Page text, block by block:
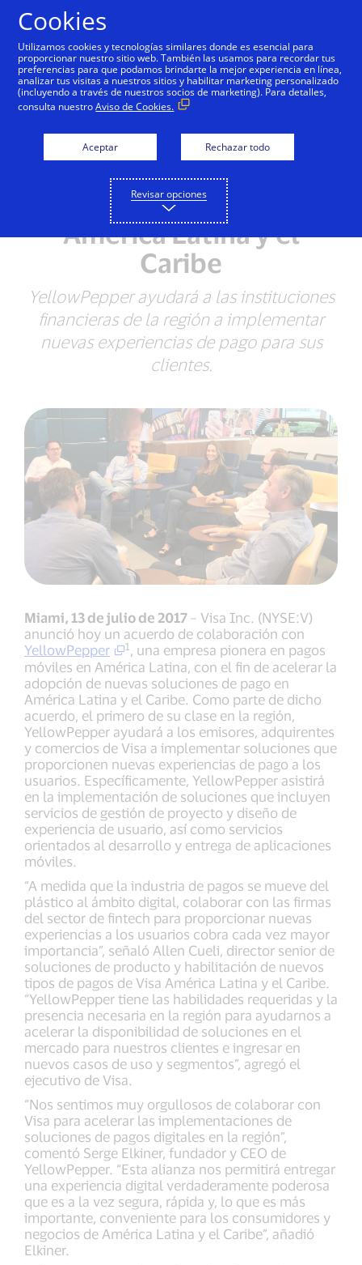
NOTAS DE PRENSA
Visa y YellowPepper
forman alianza para
acelerar las nuevas
soluciones de pago en
América Latina y el
Caribe
YellowPepper ayudará a las instituciones
financieras de la región a implementar
nuevas experiencias de pago para sus
clientes.
Miami, 13 de julio de 2017 – Visa Inc. (NYSE:V)
anunció hoy un acuerdo de colaboración con
YellowPepper
1 , una empresa pionera en pagos
móviles en América Latina, con el fin de acelerar la
adopción de nuevas soluciones de pago en
América Latina y el Caribe. Como parte de dicho
acuerdo, el primero de su clase en la región,
YellowPepper ayudará a los emisores, adquirentes
y comercios de Visa a implementar soluciones que
proporcionen nuevas experiencias de pago a los
usuarios. Específicamente, YellowPepper asistirá
en la implementación de soluciones que incluyen
servicios de gestión de proyecto y diseño de
experiencia de usuario, así como servicios
orientados al desarrollo y entrega de aplicaciones
móviles.
“A medida que la industria de pagos se mueve del
plástico al ámbito digital, colaborar con las firmas
del sector de fintech para proporcionar nuevas
experiencias a los usuarios cobra cada vez mayor
importancia”, señaló Allen Cueli, director senior de
soluciones de producto y habilitación de nuevos
tipos de pagos de Visa América Latina y el Caribe.
“YellowPepper tiene las habilidades requeridas y la
presencia necesaria en la región para ayudarnos a
acelerar la disponibilidad de soluciones en el
mercado para nuestros clientes e ingresar en
nuevos casos de uso y segmentos”, agregó el
ejecutivo de Visa.
“Nos sentimos muy orgullosos de colaborar con
Visa para acelerar las implementaciones de
soluciones de pagos digitales en la región”,
comentó Serge Elkiner, fundador y CEO de
YellowPepper. “Esta alianza nos permitirá entregar
una experiencia digital verdaderamente poderosa
que es a la vez segura, rápida y, lo que es más
importante, conveniente para los consumidores y
negocios de América Latina y el Caribe”, añadió
Elkiner.
Cookies
Utilizamos cookies y tecnologías similares donde es esencial para
proporcionar nuestro sitio web. También las usamos para recordar tus
preferencias para que podamos brindarte la mejor experiencia en línea,
analizar tus visitas a nuestros sitios y habilitar marketing personalizado
(incluyendo a través de nuestros socios de marketing). Para detalles,
consulta nuestroAviso de Cookies.
Aceptar Rechazar todo
Revisar opciones